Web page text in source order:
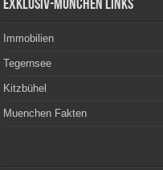
Exklusiv-München Links
Immobilien
Tegernsee
Kitzbühel
Muenchen Fakten